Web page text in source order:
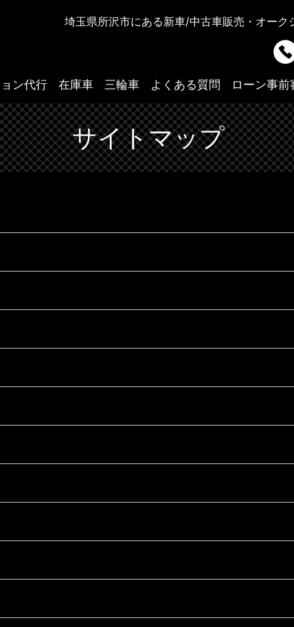
埼玉県所沢市にある新車/中古車販売・オーク
ン代行 在庫車 三輪車 よくある質問 ローン事前
サイトマップ